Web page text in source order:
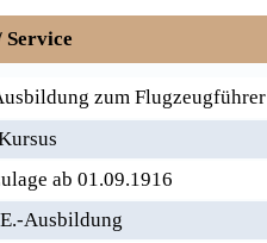
Service
zum Flugzeugführer
ab 01.09.1916
Ausbildung